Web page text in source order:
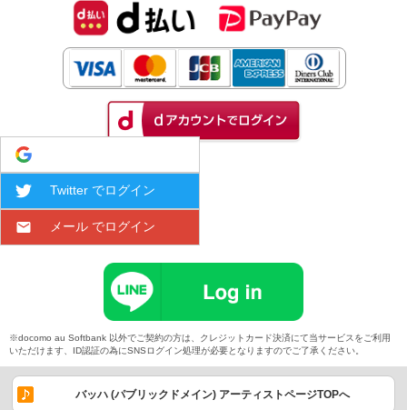
Twitter でログイン
メール でログイン
※docomo au Softbank 以外でご契約の方は、クレジットカード決済にて当サービスをご利用
いただけます、ID認証の為にSNSログイン処理が必要となりますのでご了承ください。
バッハ (パブリックドメイン) アーティストページTOPへ